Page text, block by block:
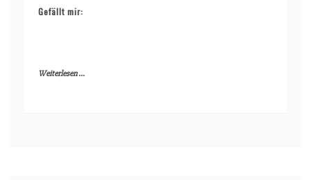
Gefällt mir:
Weiterlesen ...